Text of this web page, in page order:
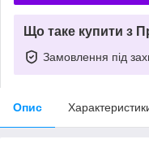
Що таке купити з
Замовлення під
Опис